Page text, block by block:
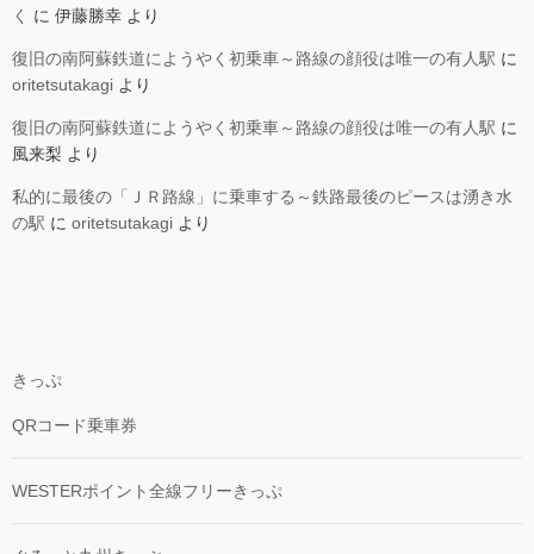
く
に 伊藤勝幸 より
復旧の南阿蘇鉄道にようやく初乗車～路線の顔役は唯一の有人駅 に
oritetsutakagi より
復旧の南阿蘇鉄道にようやく初乗車～路線の顔役は唯一の有人駅 に
風来梨 より
私的に最後の「ＪＲ路線」に乗車する～鉄路最後のピースは湧き水
の駅 に oritetsutakagi より
きっぷ
QRコード乗車券
WESTERポイント全線フリーきっぷ